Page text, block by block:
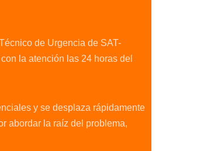
de Urgencia de SAT-
la atención las 24 horas del
y se desplaza rápidamente
abordar la raíz del problema,